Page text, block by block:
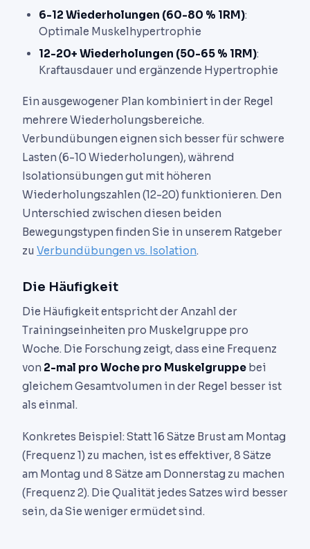
6-12 Wiederholungen (60-80 % 1RM):
Optimale Muskelhypertrophie
12-20+ Wiederholungen (50-65 % 1RM):
Kraftausdauer und ergänzende Hypertrophie
Ein ausgewogener Plan kombiniert in der Regel
mehrere Wiederholungsbereiche.
Verbundübungen eignen sich besser für schwere
Lasten (6-10 Wiederholungen), während
Isolationsübungen gut mit höheren
Wiederholungszahlen (12-20) funktionieren. Den
Unterschied zwischen diesen beiden
Bewegungstypen finden Sie in unserem Ratgeber
zu Verbundübungen vs. Isolation.
Die Häufigkeit
Die Häufigkeit entspricht der Anzahl der
Trainingseinheiten pro Muskelgruppe pro
Woche. Die Forschung zeigt, dass eine Frequenz
von 2-mal pro Woche pro Muskelgruppe bei
gleichem Gesamtvolumen in der Regel besser ist
als einmal.
Konkretes Beispiel: Statt 16 Sätze Brust am Montag
(Frequenz 1) zu machen, ist es effektiver, 8 Sätze
am Montag und 8 Sätze am Donnerstag zu machen
(Frequenz 2). Die Qualität jedes Satzes wird besser
sein, da Sie weniger ermüdet sind.